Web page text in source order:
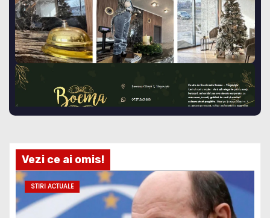
Vezi ce ai omis!
STIRI ACTUALE